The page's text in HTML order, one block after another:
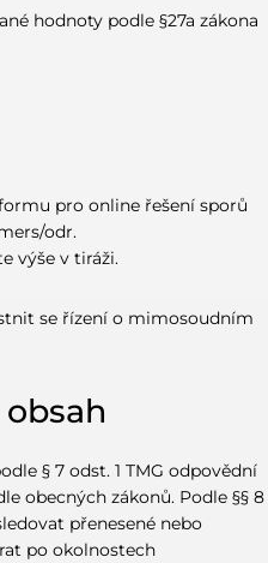
hodnoty podle §27a zákona
pro online řešení sporů
odr.
výše v tiráži.
se řízení o mimosoudním
§ 7 odst. 1 TMG odpovědní
obecných zákonů. Podle §§ 8
přenesené nebo
po okolnostech